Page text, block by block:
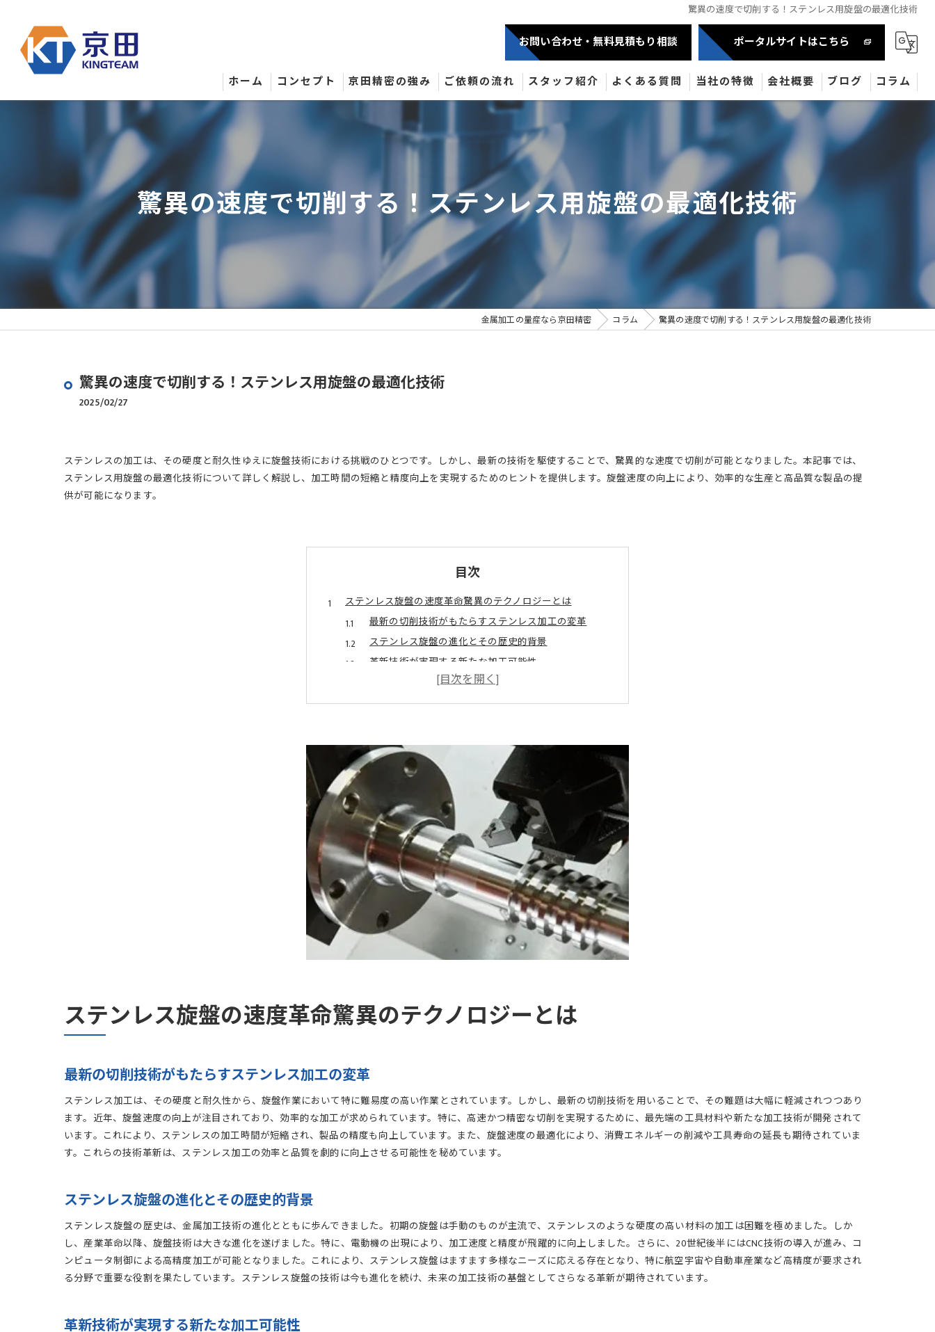
驚異の速度で切削する！ステンレス用旋盤の最適化技術
お問い合わせ・無料見積もり相談 ポータルサイトはこちら
ホーム コンセプト 京田精密の強み ご依頼の流れ スタッフ紹介 よくある質問 当社の特徴
半導体
産業機械部品
油圧機器
医療機器
会社概要 ブログ コラム
驚異の速度で切削する！ステンレス用旋盤の最適化技術
金属加工の量産なら京田精密 コラム 驚異の速度で切削する！ステンレス用旋盤の最適化技術
驚異の速度で切削する！ステンレス用旋盤の最適化技術
2025/02/27
ステンレスの加工は、その硬度と耐久性ゆえに旋盤技術における挑戦のひとつです。しかし、最新の技術を駆使することで、驚異的な速度で切削が可能となりました。本記事では、
ステンレス用旋盤の最適化技術について詳しく解説し、加工時間の短縮と精度向上を実現するためのヒントを提供します。旋盤速度の向上により、効率的な生産と高品質な製品の提
供が可能になります。
目次
ステンレス旋盤の速度革命驚異のテクノロジーとは
最新の切削技術がもたらすステンレス加工の変革
ステンレス旋盤の進化とその歴史的背景
革新技術が実現する新たな加工可能性
高精度と高速化を両立するためのステンレス加工技術
ステンレス用旋盤の性能を最大限に引き出す秘訣
旋盤でステンレスを切削するベストプラクティス
ステンレス加工に最適な旋盤設定方法
ツール選定のポイントとその重要性
ステンレス旋盤加工における効率的な冷却法
切削面の品質を高めるための加工技術
予防保全で実現する安定した旋盤加工
ステンレス旋盤の加工効率を向上させるコツ
最新技術が実現するステンレス旋盤の高速化
ステンレス旋盤の高速化を支える革新技術
リアルタイムモニタリングによる加工の最適化
振動を最小限に抑える旋盤技術の進化
加工時間を短縮する新素材の導入
高速化と品質向上を両立する旋盤操作法
ステンレス用旋盤の速度と精度の両立法
ステンレス旋盤加工における精度管理
ステンレス旋盤の速度最適化技術
高精度を維持したままの速度向上戦略
旋盤速度向上がもたらすコスト削減効果
効率的な工程管理で実現する高品質製品
旋盤速度と品質管理の関係性
ステンレス旋盤の速度革命驚異のテクノロジーとは
最新の切削技術がもたらすステンレス加工の変革
ステンレス加工は、その硬度と耐久性から、旋盤作業において特に難易度の高い作業とされています。しかし、最新の切削技術を用いることで、その難題は大幅に軽減されつつあり
ます。近年、旋盤速度の向上が注目されており、効率的な加工が求められています。特に、高速かつ精密な切削を実現するために、最先端の工具材料や新たな加工技術が開発されて
います。これにより、ステンレスの加工時間が短縮され、製品の精度も向上しています。また、旋盤速度の最適化により、消費エネルギーの削減や工具寿命の延長も期待されていま
す。これらの技術革新は、ステンレス加工の効率と品質を劇的に向上させる可能性を秘めています。
ステンレス旋盤の進化とその歴史的背景
ステンレス旋盤の歴史は、金属加工技術の進化とともに歩んできました。初期の旋盤は手動のものが主流で、ステンレスのような硬度の高い材料の加工は困難を極めました。しか
し、産業革命以降、旋盤技術は大きな進化を遂げました。特に、電動機の出現により、加工速度と精度が飛躍的に向上しました。さらに、20世紀後半にはCNC技術の導入が進み、コ
ンピュータ制御による高精度加工が可能となりました。これにより、ステンレス旋盤はますます多様なニーズに応える存在となり、特に航空宇宙や自動車産業など高精度が要求され
る分野で重要な役割を果たしています。ステンレス旋盤の技術は今も進化を続け、未来の加工技術の基盤としてさらなる革新が期待されています。
革新技術が実現する新たな加工可能性